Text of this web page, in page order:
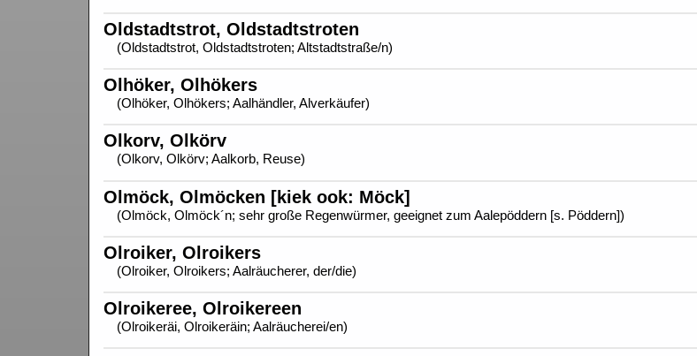
Oldstadtstrot, Oldstadtstroten
(Oldstadtstrot, Oldstadtstroten; Altstadtstraße/n)
Olhöker, Olhökers
(Olhöker, Olhökers; Aalhändler, Alverkäufer)
Olkorv, Olkörv
(Olkorv, Olkörv; Aalkorb, Reuse)
Olmöck, Olmöcken [kiek ook: Möck]
(Olmöck, Olmöck´n; sehr große Regenwürmer, geeignet zum Aalepöddern [s. Pöddern])
Olroiker, Olroikers
(Olroiker, Olroikers; Aalräucherer, der/die)
Olroikeree, Olroikereen
(Olroikeräi, Olroikeräin; Aalräucherei/en)